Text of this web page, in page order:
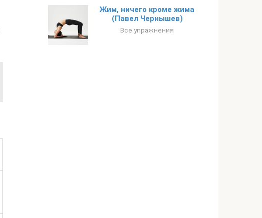
Жим, ничего кроме жима
(Павел Чернышев)
Все упражнения